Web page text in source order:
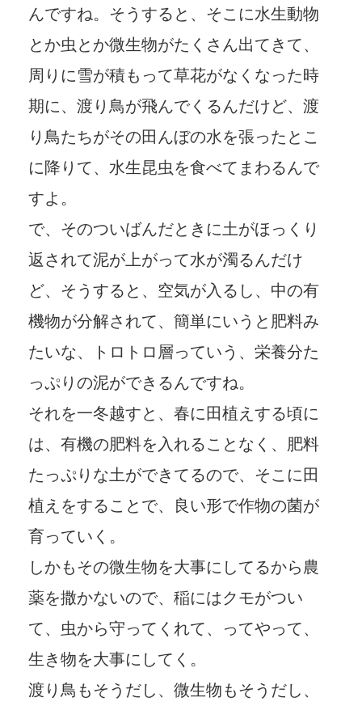
んですね。そうすると、そこに水生動物
とか虫とか微生物がたくさん出てきて、
周りに雪が積もって草花がなくなった時
期に、渡り鳥が飛んでくるんだけど、渡
り鳥たちがその田んぼの水を張ったとこ
に降りて、水生昆虫を食べてまわるんで
すよ。
で、そのついばんだときに土がほっくり
返されて泥が上がって水が濁るんだけ
ど、そうすると、空気が入るし、中の有
機物が分解されて、簡単にいうと肥料み
たいな、トロトロ層っていう、栄養分た
っぷりの泥ができるんですね。
それを一冬越すと、春に田植えする頃に
は、有機の肥料を入れることなく、肥料
たっぷりな土ができてるので、そこに田
植えをすることで、良い形で作物の菌が
育っていく。
しかもその微生物を大事にしてるから農
薬を撒かないので、稲にはクモがつい
て、虫から守ってくれて、ってやって、
生き物を大事にしてく。
渡り鳥もそうだし、微生物もそうだし、